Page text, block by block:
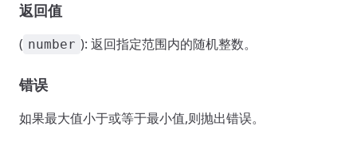
返回值
( number ): 返回指定范围内的随机整数。
错误
如果最大值小于或等于最小值,则抛出错误。